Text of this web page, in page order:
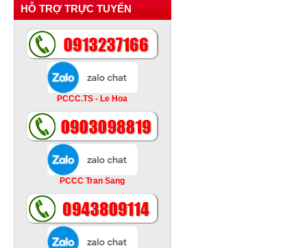
HỖ TRỢ TRỰC TUYẾN
PCCC.TS - Le Hoa
PCCC Tran Sang